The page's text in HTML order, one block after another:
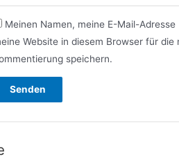
Meinen Namen, meine E-Mail-Adresse
Website in diesem Browser für die
speichern.